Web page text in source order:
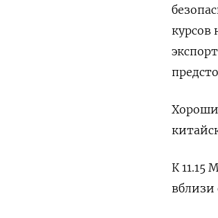
курсов
К 11.15
вблизи